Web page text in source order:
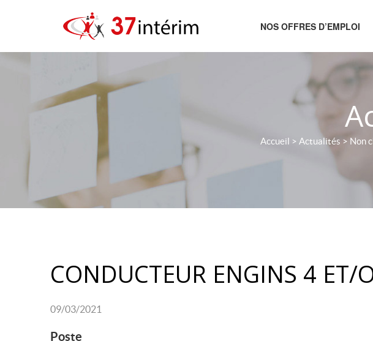
NOS OFFRES D’EMPLOI
Accueil > Actualités > Non
CONDUCTEUR ENGINS 4 ET/
09/03/2021
Poste